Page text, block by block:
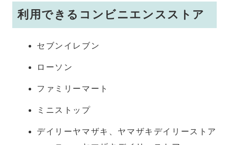
利用できるコンビニエンスストア
セブンイレブン
ローソン
ファミリーマート
ミニストップ
デイリーヤマザキ、ヤマザキデイリーストア